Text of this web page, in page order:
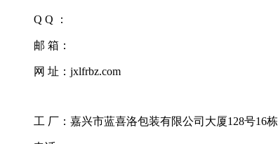
Q Q ：
邮 箱：
网 址：jxlfrbz.com
工 厂：嘉兴市蓝喜洛包装有限公司大厦128号16栋